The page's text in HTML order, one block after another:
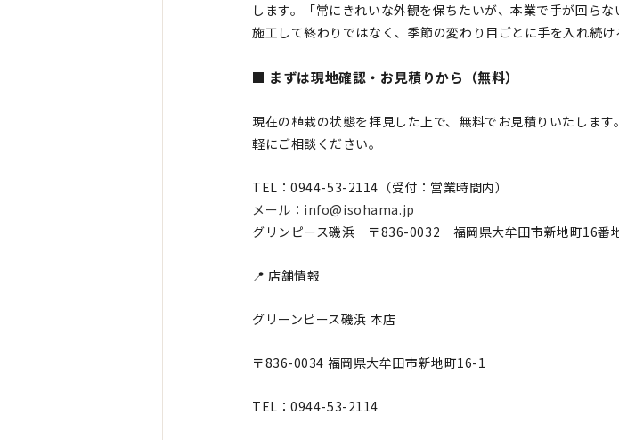
します。「常にきれいな外観を保ちたいが、本業で手が回ら
施工して終わりではなく、季節の変わり目ごとに手を入れ続け
■ まずは現地確認・お見積りから（無料）
現在の植栽の状態を拝見した上で、無料でお見積りいたしま
軽にご相談ください。
TEL：0944-53-2114（受付：営業時間内）
メール：info@isohama.jp
グリンピース磯浜 〒836-0032 福岡県大牟田市新地町16番
📍 店舗情報
グリーンピース磯浜 本店
〒836-0034 福岡県大牟田市新地町16-1
TEL：0944-53-2114